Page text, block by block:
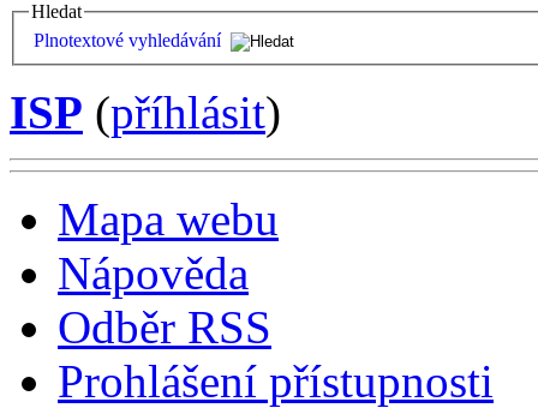
Hledat
Plnotextové vyhledávání
ISP (příhlásit)
Mapa webu
Nápověda
Odběr RSS
Prohlášení přístupnosti